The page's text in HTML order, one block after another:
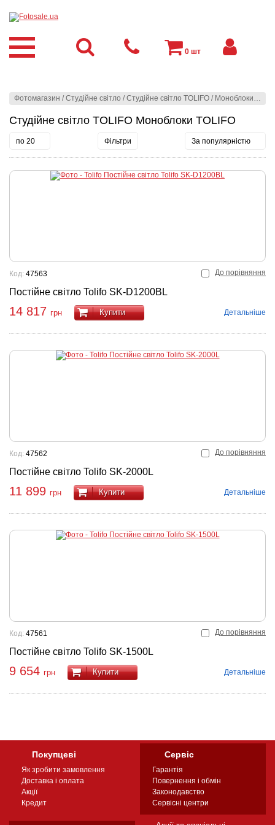
Фотомагазин /Студійне світло /Студійне світло TOLIFO / Моноблоки TOLIFO
Студійне світло TOLIFO Моноблоки TOLIFO
по 20 Фільтри За популярністю
До порівняння
Постійне світло Tolifo SK-D1200BL
Код: 47563
14 817 грн Купити Детальніше
До порівняння
Постійне світло Tolifo SK-2000L
Код: 47562
11 899 грн Купити Детальніше
До порівняння
Постійне світло Tolifo SK-1500L
Код: 47561
9 654 грн Купити Детальніше
0 шт
Покупцеві
Як зробити замовлення
Доставка і оплата
Акції
Кредит
Сервіс
Гарантія
Повернення і обмін
Законодавство
Сервісні центри